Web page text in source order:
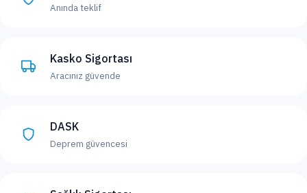
Anında teklif
Kasko Sigortası
Aracınız güvende
DASK
Deprem güvencesi